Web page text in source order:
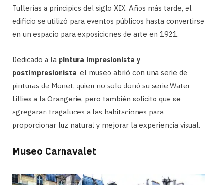
Tullerías a principios del siglo XIX. Años más tarde, el
edificio se utilizó para eventos públicos hasta convertirse
en un espacio para exposiciones de arte en 1921.
Dedicado a la pintura impresionista y
postimpresionista, el museo abrió con una serie de
pinturas de Monet, quien no solo donó su serie Water
Lillies a la Orangerie, pero también solicitó que se
agregaran tragaluces a las habitaciones para
proporcionar luz natural y mejorar la experiencia visual.
Museo Carnavalet